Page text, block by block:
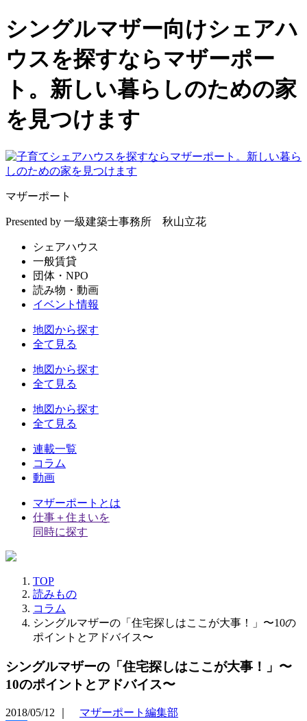
シングルマザー向けシェアハ
ウスを探すならマザーポー
ト。新しい暮らしのための家
を見つけます
マザーポート
Presented by 一級建築士事務所 秋山立花
シェアハウス
一般賃貸
団体・NPO
読み物・動画
イベント情報
地図から探す
全て見る
地図から探す
全て見る
地図から探す
全て見る
連載一覧
コラム
動画
マザーポートとは
仕事＋住まいを
同時に探す
TOP
読みもの
コラム
シングルマザーの「住宅探しはここが大事！」〜10の
ポイントとアドバイス〜
シングルマザーの「住宅探しはここが大事！」〜
10のポイントとアドバイス〜
2018/05/12 マザーポート編集部